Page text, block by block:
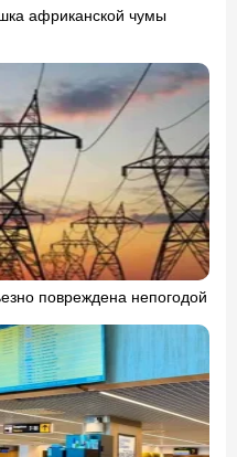
африканской чумы
повреждена непогодой